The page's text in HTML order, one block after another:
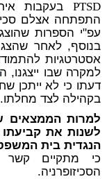
PTSDבעקבות
התפתחה אצלם
עפ"י הספרות
בנוסף, לאחר
אסטרטגיות
למקרה שבו ייצגנו, ה
דעתו כי לא ייתכן
בקהילה לצד מחלתו.
למרות הממצאים
לשנות את
הנגדית בית
כי מתקיים קשר
הסכיזופרניה.